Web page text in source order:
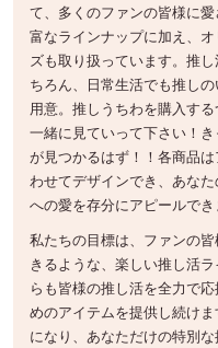
て、多くのファンの皆様に
富なラインナップに加え、
ズも取り扱っています。推
ちろん、日常生活でも推し
用意。推しうちわを購入す
一緒に見ていって下さい！
が見つかるはず！！各商品
わせてデザインでき、あな
への愛を存分にアピールでき
私たちの目標は、ファンの
きるような、楽しい推し活
らも皆様の推し活を全力で
めのアイテムを提供し続け
になり、あなただけの特別